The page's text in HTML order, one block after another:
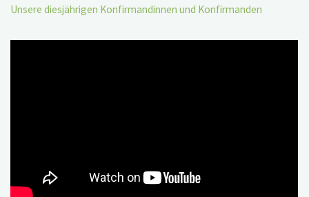
Unsere diesjährigen Konfirmandinnen und Konfirmanden